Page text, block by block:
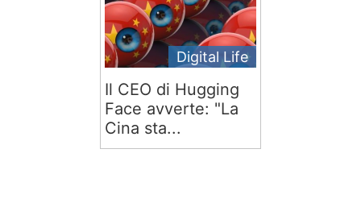
Digital Life
Il CEO di Hugging
Face avverte: "La
Cina sta...